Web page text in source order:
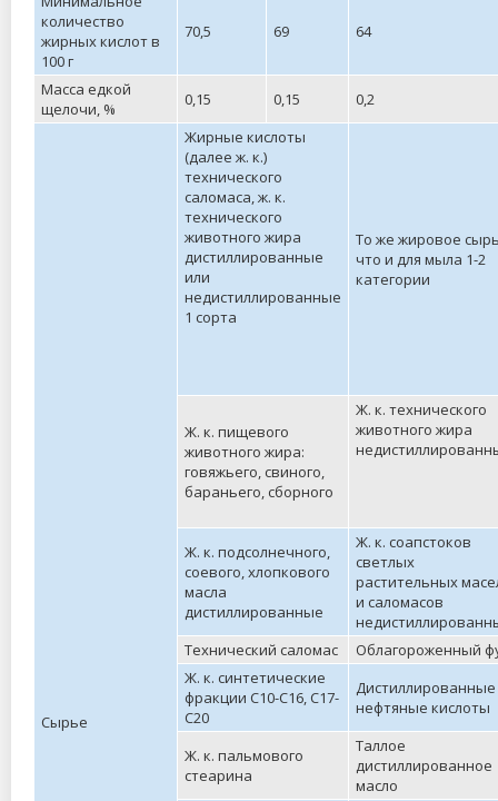
количество
жирных кислот в
100 г
70,5 69 64
Масса едкой
щелочи, %
0,15 0,15 0,2
Сырье
Жирные кислоты
(далее ж. к.)
технического
саломаса, ж. к.
технического
животного жира
дистиллированные
или
недистиллированные
1 сорта
То же жировое
что и для мыла 1-2
категории
Ж. к. пищевого
животного жира:
говяжьего, свиного,
бараньего, сборного
Ж. к. технического
животного жира
Ж. к. подсолнечного,
соевого, хлопкового
масла
дистиллированные
Ж. к. соапстоков
светлых
растительных
и саломасов
Технический саломас
Облагороженный
Ж. к. синтетические
фракции С10-С16, С17-
С20
Дистиллированные
нефтяные кислоты
Ж. к. пальмового
стеарина
Таллое
дистиллированное
масло